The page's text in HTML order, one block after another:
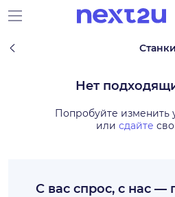
Станки
Нет
Попробуйте изменить
или сдайте
С вас спрос, с нас